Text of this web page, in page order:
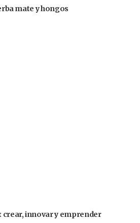
mate y hongos
crear, innovar y emprender